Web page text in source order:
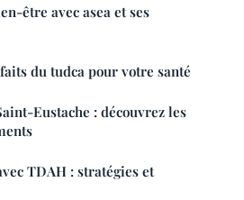
être avec asea et ses
du tudca pour votre santé
TDAH : stratégies et